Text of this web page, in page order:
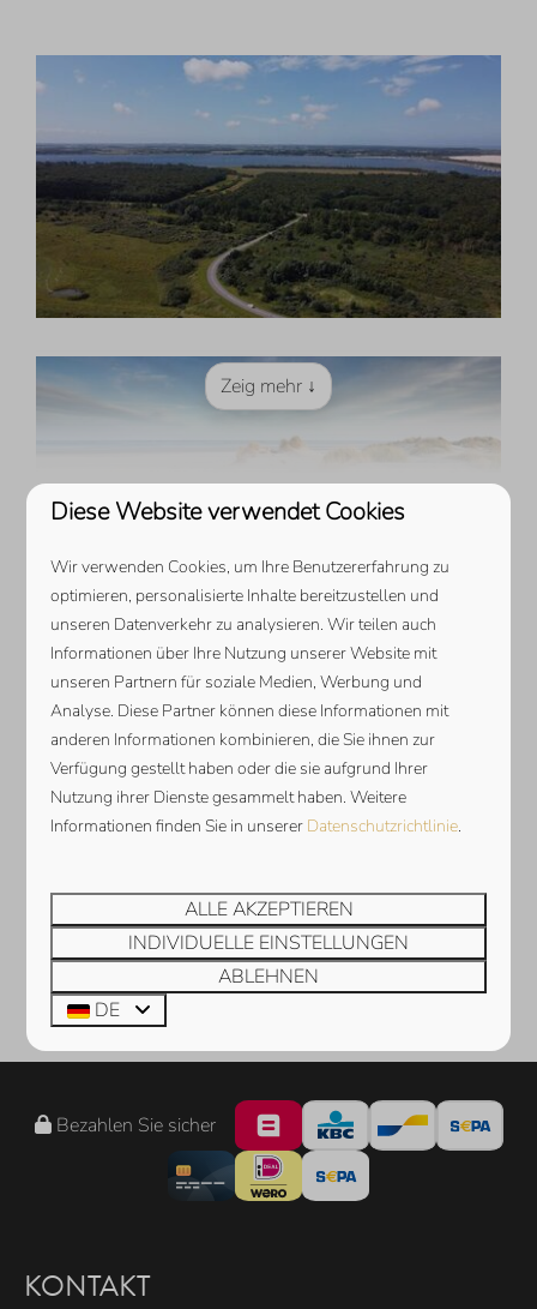
Zeig mehr ↓
Zeig mehr ↓
Bezahlen Sie sicher
KONTAKT
Diese Website verwendet Cookies
Wir verwenden Cookies, um Ihre Benutzererfahrung zu
optimieren, personalisierte Inhalte bereitzustellen und
unseren Datenverkehr zu analysieren. Wir teilen auch
Informationen über Ihre Nutzung unserer Website mit
unseren Partnern für soziale Medien, Werbung und
Analyse. Diese Partner können diese Informationen mit
anderen Informationen kombinieren, die Sie ihnen zur
Verfügung gestellt haben oder die sie aufgrund Ihrer
Nutzung ihrer Dienste gesammelt haben. Weitere
Informationen finden Sie in unserer Datenschutzrichtlinie.
ALLE AKZEPTIEREN
INDIVIDUELLE EINSTELLUNGEN
ABLEHNEN
DE